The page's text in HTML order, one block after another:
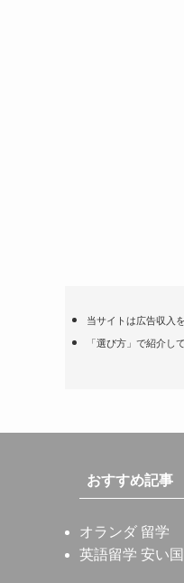
当サイトは広告収入
「選び方」で紹介し
おすすめ記事
オランダ 留学
英語留学 安い国